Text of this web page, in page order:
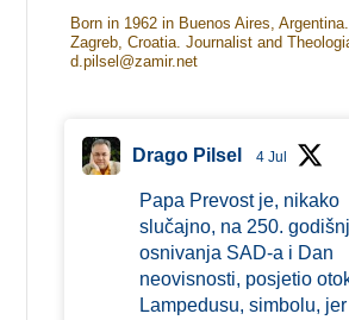
Born in 1962 in Buenos Aires,
Zagreb, Croatia. Journalist and
d.pilsel@zamir.net
Drago Pilsel 4 Jul
Papa Prevost je, nikako
slučajno, na 250.
osnivanja SAD-a i Dan
neovisnosti, posjetio
Lampedusu, simbolu,